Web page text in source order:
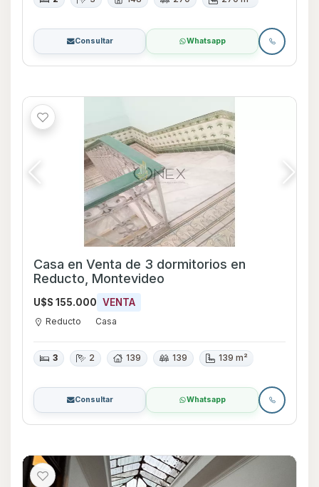
Consultar Whatsapp
Casa en Venta de 3 dormitorios en
Reducto, Montevideo
U$S 155.000 VENTA
Reducto Casa
3 2 139 139 139 m²
Consultar Whatsapp